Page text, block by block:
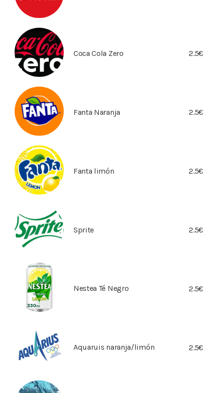
Coca Cola Zero 2.5€
Fanta Naranja 2.5€
Fanta limón 2.5€
Sprite 2.5€
Nestea Té Negro 2.5€
Aquaruis naranja/limón 2.5€